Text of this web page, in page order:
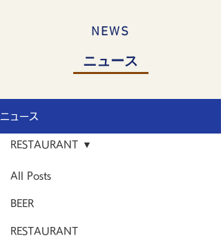
NEWS
ニュース
ニュース
All Posts
BEER
RESTAURANT
RESTAURANT